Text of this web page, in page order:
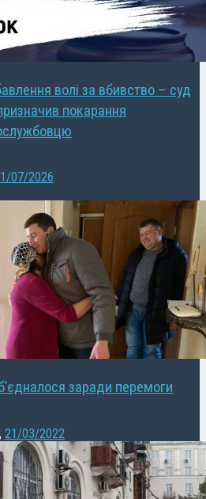
волі за вбивство – суд
покарання
07/2026
заради перемоги
, 21/03/2022